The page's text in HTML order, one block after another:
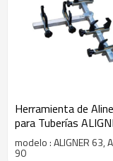
Herramienta de
para Tuberías
63&90
modelo : ALIGNER 63,
90